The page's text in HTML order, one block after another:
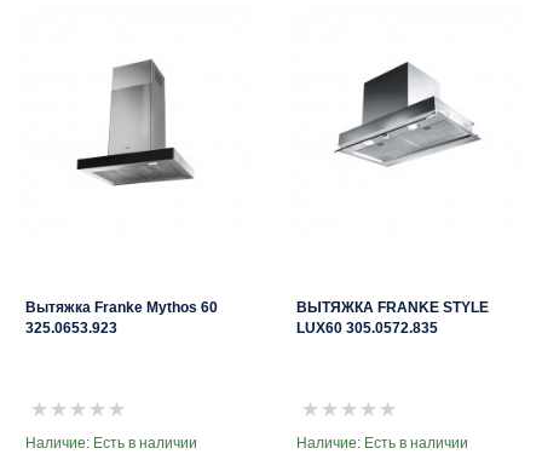
Вытяжка Franke Mythos 60
325.0653.923
Наличие: Есть в наличии
ВЫТЯЖКА FRANKE STYLE
LUX60 305.0572.835
Наличие: Есть в наличии